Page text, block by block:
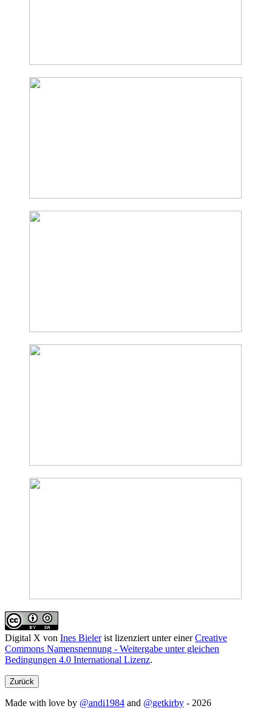
Digital X von Ines Bielerist lizenziert unter einerCreative
Commons Namensnennung - Weitergabe unter gleichen
Bedingungen 4.0 International Lizenz.
Zurück
Made with love by @andi1984 and @getkirby - 2026